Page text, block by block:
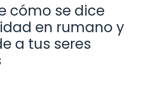
cómo se dice
en rumano y
a tus seres